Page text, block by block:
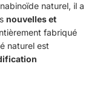
naturel, il a
nouvelles et
fabriqué
naturel est